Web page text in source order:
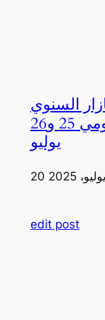
السنوي
لجمعية الرعاية المتكاملة يومي 25 و26
يوليو
20 يوليو، 2025
edit post